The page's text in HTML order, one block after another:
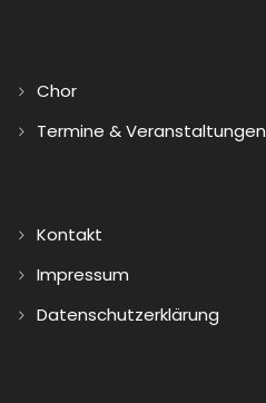
Chor
Termine & Veranstaltungen
Kontakt
Impressum
Datenschutzerklärung